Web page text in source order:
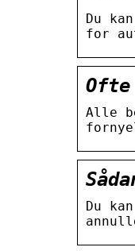
Du
for
Alle
Du